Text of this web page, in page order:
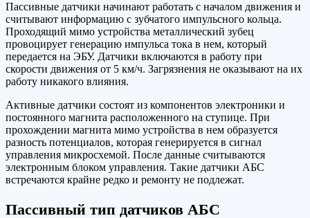
Пассивные датчики начинают работать с началом движения и
считывают информацию с зубчатого импульсного кольца.
Проходящий мимо устройства металлический зубец
провоцирует генерацию импульса тока в нем, который
передается на ЭБУ. Датчики включаются в работу при
скорости движения от 5 км/ч. Загрязнения не оказывают на их
работу никакого влияния.
Активные датчики состоят из компонентов электроники и
постоянного магнита расположенного на ступице. При
прохождении магнита мимо устройства в нем образуется
разность потенциалов, которая генерируется в сигнал
управления микросхемой. После данные считываются
электронным блоком управления. Такие датчики АБС
встречаются крайне редко и ремонту не подлежат.
Пассивный тип датчиков АБС